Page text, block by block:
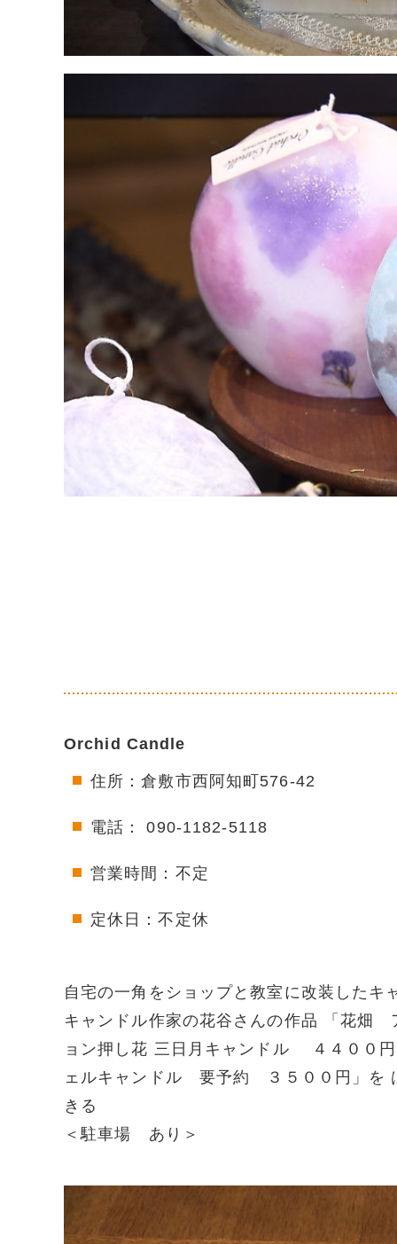
Orchid Candle
住所：倉敷市西阿知町576-42
電話： 090-1182-5118
営業時間：不定
定休日：不定休
自宅の一角をショップと教室に改装したキ
キャンドル作家の花谷さんの作品 「花畑
ョン押し花 三日月キャンドル ４４００
ェルキャンドル 要予約 ３５００円」を
きる
＜駐車場 あり＞